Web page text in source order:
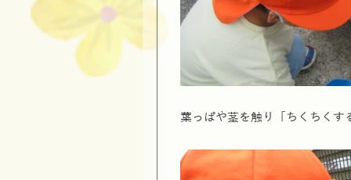
葉っぱや茎を触り「ちくちくす